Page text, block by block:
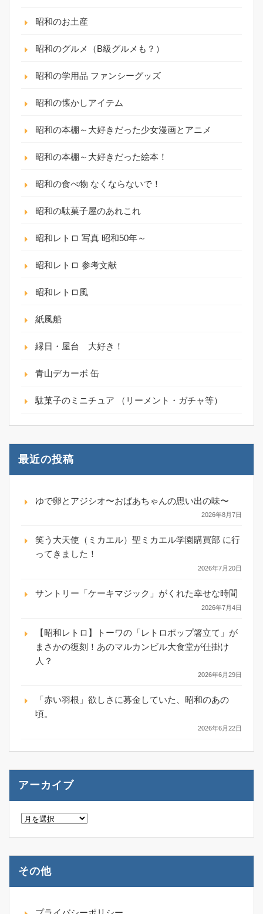
昭和のお土産
昭和のグルメ（B級グルメも？）
昭和の学用品 ファンシーグッズ
昭和の懐かしアイテム
昭和の本棚～大好きだった少女漫画とアニメ
昭和の本棚～大好きだった絵本！
昭和の食べ物 なくならないで！
昭和の駄菓子屋のあれこれ
昭和レトロ 写真 昭和50年～
昭和レトロ 参考文献
昭和レトロ風
紙風船
縁日・屋台 大好き！
青山デカーボ 缶
駄菓子のミニチュア （リーメント・ガチャ等）
最近の投稿
ゆで卵とアジシオ〜おばあちゃんの思い出の味〜
2026年8月7日
笑う大天使（ミカエル）聖ミカエル学園購買部 に行
ってきました！
2026年7月20日
サントリー「ケーキマジック」がくれた幸せな時間
2026年7月4日
【昭和レトロ】トーワの「レトロポップ箸立て」が
まさかの復刻！あのマルカンビル大食堂が仕掛け
人？
2026年6月29日
「赤い羽根」欲しさに募金していた、昭和のあの
頃。
2026年6月22日
アーカイブ
ア
イ
ブ
その他